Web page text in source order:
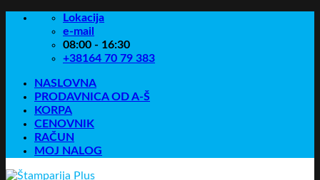
Skip
Lokacija
e-mail
08:00 - 16:30
+38164 70 79 383
NASLOVNA
PRODAVNICA OD A-Š
KORPA
CENOVNIK
RAČUN
MOJ NALOG